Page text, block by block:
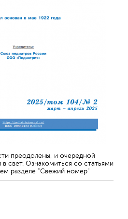
преодолены, и очередной
свет. Ознакомиться со статьями
разделе "Свежий номер"